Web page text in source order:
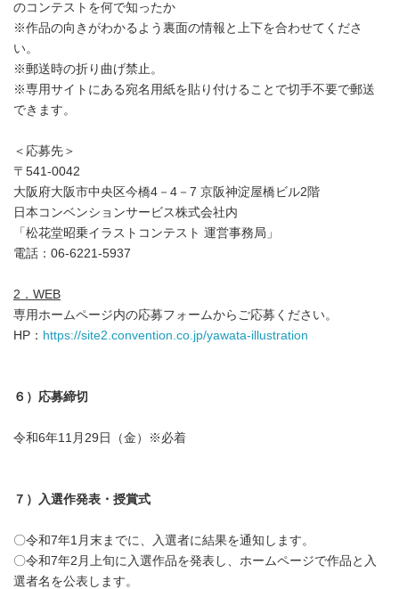
のコンテストを何で知ったか
※作品の向きがわかるよう裏面の情報と上下を合わせてくださ
い。
※郵送時の折り曲げ禁止。
※専用サイトにある宛名用紙を貼り付けることで切手不要で郵送
できます。
＜応募先＞
〒541-0042
大阪府大阪市中央区今橋4－4－7 京阪神淀屋橋ビル2階
日本コンベンションサービス株式会社内
「松花堂昭乗イラストコンテスト 運営事務局」
電話：06-6221-5937
2．WEB
専用ホームページ内の応募フォームからご応募ください。
HP： https://site2.convention.co.jp/yawata-illustration
６）応募締切
令和6年11月29日（金）※必着
７）入選作発表・授賞式
〇令和7年1月末までに、入選者に結果を通知します。
〇令和7年2月上旬に入選作品を発表し、ホームページで作品と入
選者名を公表します。